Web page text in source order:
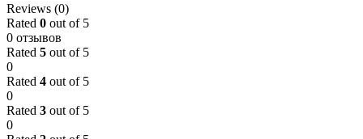
Reviews (0)
Rated 0 out of 5
0 отзывов
Rated 5 out of 5
0
Rated 4 out of 5
0
Rated 3 out of 5
0